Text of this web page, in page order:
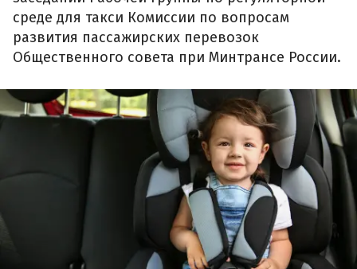
среде для такси Комиссии по вопросам
развития пассажирских перевозок
Общественного совета при Минтрансе России.